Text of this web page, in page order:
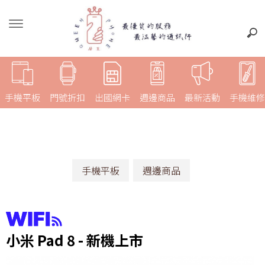
手機平板 門號折扣 週邊商品 最新活動 手機維修
出國網卡
手機平板 週邊商品
小米 Pad 8 - 新機上市